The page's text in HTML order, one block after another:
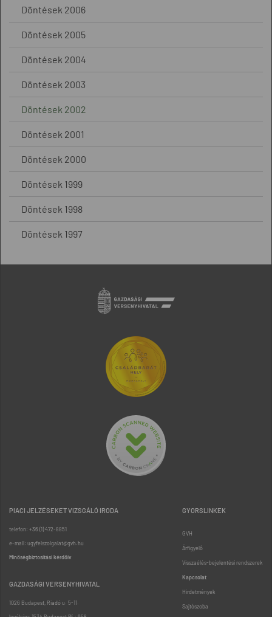
Döntések 2006
Döntések 2005
Döntések 2004
Döntések 2003
Döntések 2002
Döntések 2001
Döntések 2000
Döntések 1999
Döntések 1998
Döntések 1997
PIACI JELZÉSEKET VIZSGÁLÓ IRODA
telefon: +36 (1) 472-8851
e-mail: ugyfelszolgalat@gvh.hu
Minőségbiztosítási kérdőív
GAZDASÁGI VERSENYHIVATAL
1026 Budapest, Riadó u. 5-11.
GYORSLINKEK
GVH
Árfigyelő
Visszaélés-bejelentési rendszerek
Kapcsolat
Hirdetmények
Sajtószoba